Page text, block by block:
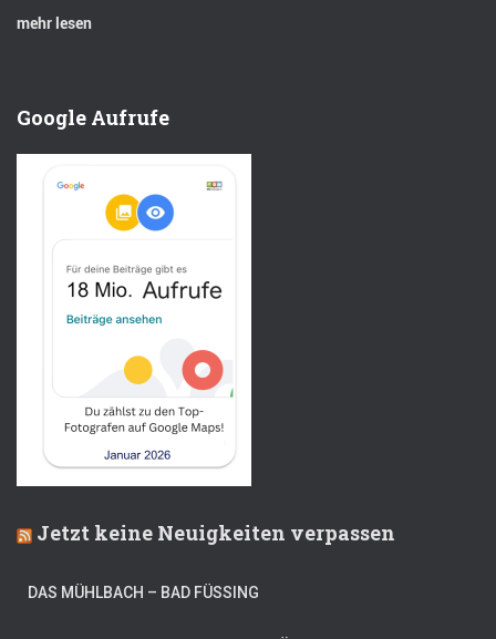
mehr lesen
Google Aufrufe
Jetzt keine Neuigkeiten verpassen
DAS MÜHLBACH – BAD FÜSSING